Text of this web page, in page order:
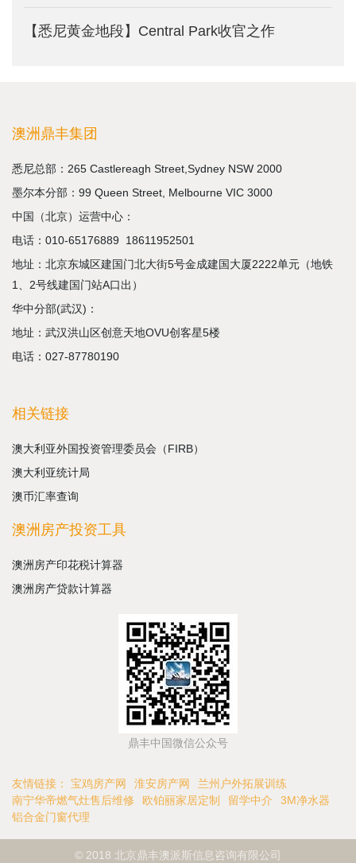
【悉尼黄金地段】Central Park收官之作
澳洲鼎丰集团
悉尼总部：265 Castlereagh Street,Sydney NSW 2000
墨尔本分部：99 Queen Street, Melbourne VIC 3000
中国（北京）运营中心：
电话： 010-65176889 18611952501
地址：北京东城区建国门北大街5号金成建国大厦2222单元（地铁
1、2号线建国门站A口出）
华中分部(武汉)：
地址：武汉洪山区创意天地OVU创客星5楼
电话：027-87780190
相关链接
澳大利亚外国投资管理委员会（FIRB）
澳大利亚统计局
澳币汇率查询
澳洲房产投资工具
澳洲房产印花税计算器
澳洲房产贷款计算器
鼎丰中国微信公众号
友情链接： 宝鸡房产网 淮安房产网
兰州户外拓展训练
南宁华帝燃气灶售后维修
欧铂丽家居定制 留学中介
3M净水器
铝合金门窗代理
© 2018 北京鼎丰澳派斯信息咨询有限公司